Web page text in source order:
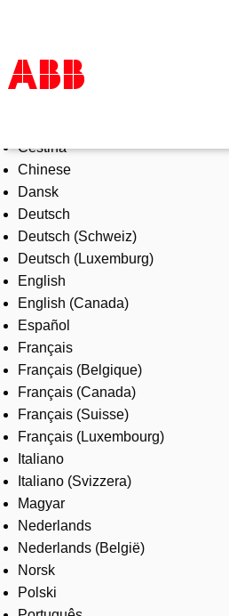
Products & Solutions
Industries
Services
About us
Where to buy
Contact us
Careers
Čeština
Chinese
Dansk
Deutsch
Deutsch (Schweiz)
Deutsch (Luxemburg)
English
English (Canada)
Español
Français
Français (Belgique)
Français (Canada)
Français (Suisse)
Français (Luxembourg)
Italiano
Italiano (Svizzera)
Magyar
Nederlands
Nederlands (België)
Norsk
Polski